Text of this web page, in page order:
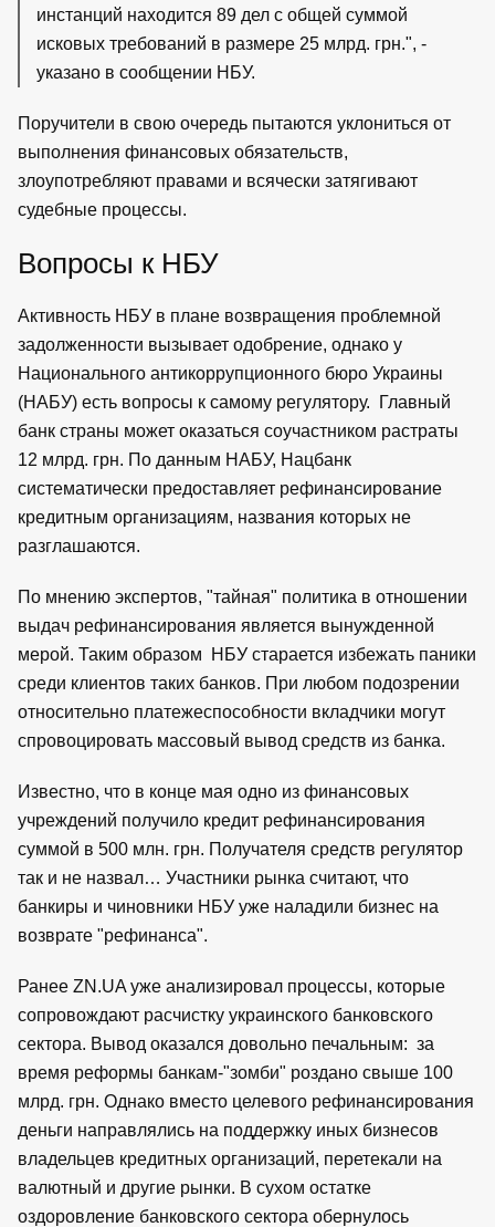
инстанций находится 89 дел с общей суммой
исковых требований в размере 25 млрд. грн.", -
указано в сообщении НБУ.
Поручители в свою очередь пытаются уклониться от
выполнения финансовых обязательств,
злоупотребляют правами и всячески затягивают
судебные процессы.
Вопросы к НБУ
Активность НБУ в плане возвращения проблемной
задолженности вызывает одобрение, однако у
Национального антикоррупционного бюро Украины
(НАБУ) есть вопросы к самому регулятору. Главный
банк страны может оказаться соучастником растраты
12 млрд. грн. По данным НАБУ, Нацбанк
систематически предоставляет рефинансирование
кредитным организациям, названия которых не
разглашаются.
По мнению экспертов, "тайная" политика в отношении
выдач рефинансирования является вынужденной
мерой. Таким образом НБУ старается избежать паники
среди клиентов таких банков. При любом подозрении
относительно платежеспособности вкладчики могут
спровоцировать массовый вывод средств из банка.
Известно, что в конце мая одно из финансовых
учреждений получило кредит рефинансирования
суммой в 500 млн. грн. Получателя средств регулятор
так и не назвал… Участники рынка считают, что
банкиры и чиновники НБУ уже наладили бизнес на
возврате "рефинанса".
Ранее ZN.UA уже анализировал процессы, которые
сопровождают расчистку украинского банковского
сектора. Вывод оказался довольно печальным: за
время реформы банкам-"зомби" роздано свыше 100
млрд. грн. Однако вместо целевого рефинансирования
деньги направлялись на поддержку иных бизнесов
владельцев кредитных организаций, перетекали на
валютный и другие рынки. В сухом остатке
оздоровление банковского сектора обернулось